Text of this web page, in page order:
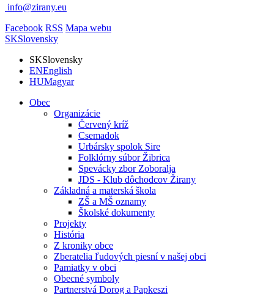
info@zirany.eu
Facebook RSS Mapa webu
SKSlovensky
SKSlovensky
ENEnglish
HUMagyar
Obec
Organizácie
Červený kríž
Csemadok
Urbársky spolok Sire
Folklórny súbor Žibrica
Spevácky zbor Zoboralja
JDS - Klub dôchodcov Žirany
Základná a materská škola
ZŠ a MŠ oznamy
Školské dokumenty
Projekty
História
Z kroniky obce
Zberatelia ľudových piesní v našej obci
Pamiatky v obci
Obecné symboly
Partnerstvá Dorog a Papkeszi